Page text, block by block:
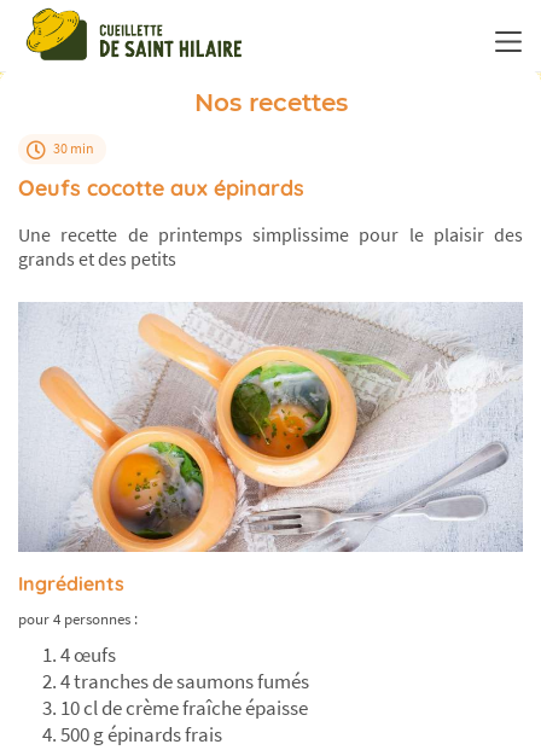
Nos recettes
30 min
Oeufs cocotte aux épinards
Une recette de printemps simplissime pour le plaisir des
grands et des petits
Ingrédients
pour 4 personnes :
4 œufs
4 tranches de saumons fumés
10 cl de crème fraîche épaisse
500 g épinards frais
Panneau de gestion des cookies